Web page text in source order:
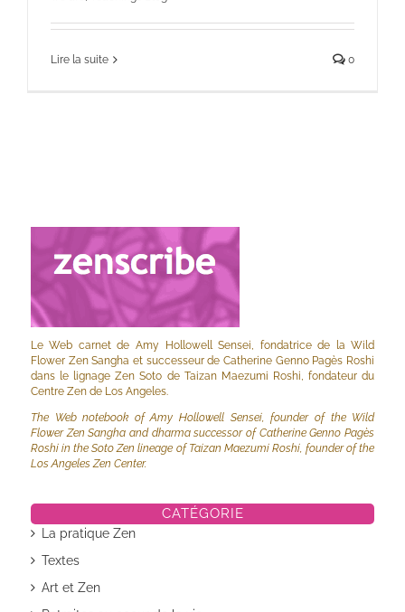
Lire la suite 0
Le Web carnet de Amy Hollowell Sensei, fondatrice de la Wild
Flower Zen Sangha et successeur de Catherine Genno Pagès Roshi
dans le lignage Zen Soto de Taizan Maezumi Roshi, fondateur du
Centre Zen de Los Angeles.
The Web notebook of Amy Hollowell Sensei, founder of the Wild
Flower Zen Sangha and dharma successor of Catherine Genno Pagès
Roshi in the Soto Zen lineage of Taizan Maezumi Roshi, founder of the
Los Angeles Zen Center.
CATÉGORIE
La pratique Zen
Textes
Art et Zen